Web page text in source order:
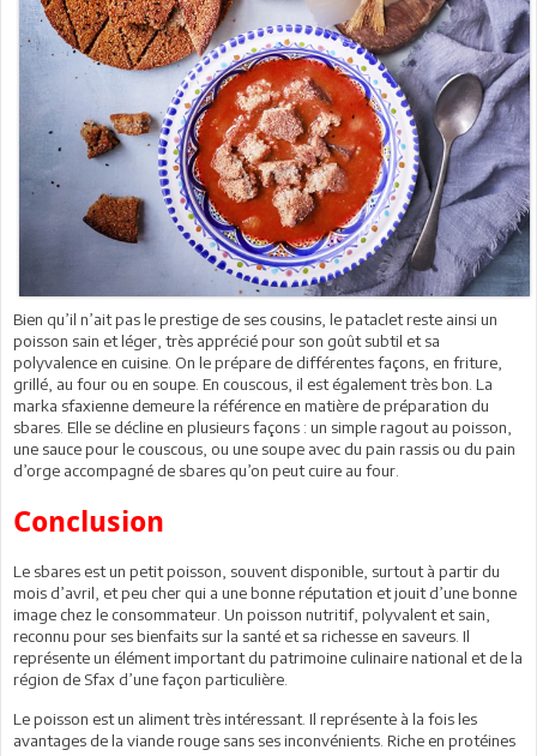
Bien qu’il n’ait pas le prestige de ses cousins, le pataclet reste ainsi un
poisson sain et léger, très apprécié pour son goût subtil et sa
polyvalence en cuisine. On le prépare de différentes façons, en friture,
grillé, au four ou en soupe. En couscous, il est également très bon. La
marka sfaxienne demeure la référence en matière de préparation du
sbares. Elle se décline en plusieurs façons : un simple ragout au poisson,
une sauce pour le couscous, ou une soupe avec du pain rassis ou du pain
d’orge accompagné de sbares qu’on peut cuire au four.
Conclusion
Le sbares est un petit poisson, souvent disponible, surtout à partir du
mois d’avril, et peu cher qui a une bonne réputation et jouit d’une bonne
image chez le consommateur. Un poisson nutritif, polyvalent et sain,
reconnu pour ses bienfaits sur la santé et sa richesse en saveurs. Il
représente un élément important du patrimoine culinaire national et de la
région de Sfax d’une façon particulière.
Le poisson est un aliment très intéressant. Il représente à la fois les
avantages de la viande rouge sans ses inconvénients. Riche en protéines